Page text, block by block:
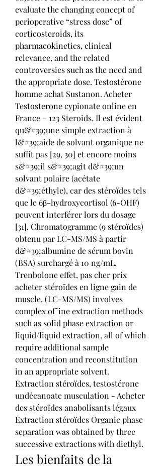
evaluate the changing concept of
perioperative “stress dose” of
corticosteroids, its
pharmacokinetics, clinical
relevance, and the related
controversies such as the need and
the appropriate dose. Testostérone
homme achat Sustanon. Acheter
Testosterone cypionate online en
France – 123 Steroids. Il est évident
qu&#39;une simple extraction à
l&#39;aide de solvant organique ne
suffit pas [29, 30] et encore moins
s&#39;il s&#39;agit d&#39;un
solvant polaire (acétate
d&#39;éthyle), car des stéroïdes tels
que le 6β-hydroxycortisol (6-OHF)
peuvent interférer lors du dosage
[31]. Chromatogramme (9 stéroïdes)
obtenu par LC-MS/MS à partir
d&#39;albumine de sérum bovin
(BSA) surchargé à 10 ng/mL.
Trenbolone effet, pas cher prix
acheter stéroïdes en ligne gain de
muscle. (LC-MS/MS) involves
complex of˜ine extraction methods
such as solid phase extraction or
liquid/liquid extraction, all of which
require additional sample
concentration and reconstitution
in an appropriate solvent.
Extraction stéroïdes, testostérone
undécanoate musculation - Acheter
des stéroïdes anabolisants légaux
Extraction stéroïdes Organic phase
separation was obtained by three
successive extractions with diethyl.
Les bienfaits de la